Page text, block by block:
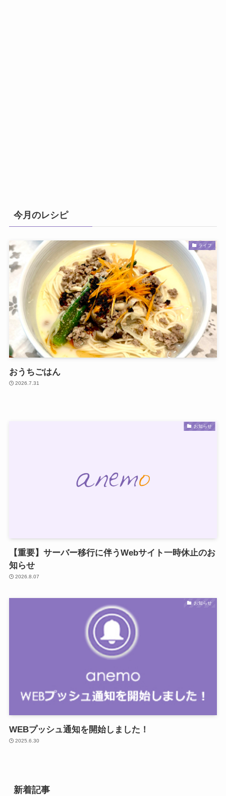
今月のレシピ
ライフ
おうちごはん
2026.7.31
お知らせ
【重要】サーバー移行に伴うWebサイト一時休止のお
知らせ
2026.8.07
お知らせ
WEBプッシュ通知を開始しました！
2025.6.30
新着記事